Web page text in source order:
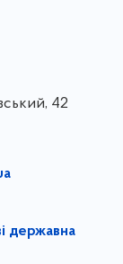
42
державна